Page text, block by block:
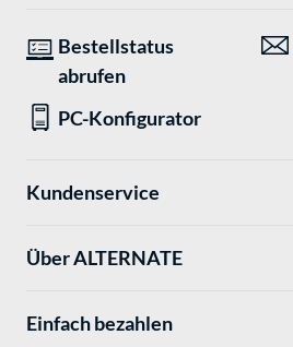
Bestellstatus
abrufen
PC-Konfigurator
Kundenservice
Über ALTERNATE
Einfach bezahlen